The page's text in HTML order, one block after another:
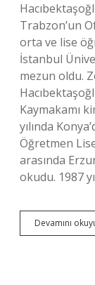
Trabzon’un
orta ve lise
İstanbul
mezun oldu.
Kaymakamı
yılında
Öğretmen
arasında
okudu. 1987
Devamını